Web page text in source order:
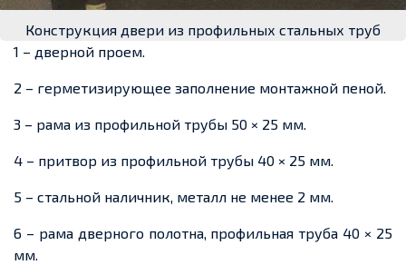
Конструкция двери из профильных стальных труб
1 – дверной проем.
2 – герметизирующее заполнение монтажной пеной.
3 – рама из профильной трубы 50 × 25 мм.
4 – притвор из профильной трубы 40 × 25 мм.
5 – стальной наличник, металл не менее 2 мм.
6 – рама дверного полотна, профильная труба 40 × 25
мм.